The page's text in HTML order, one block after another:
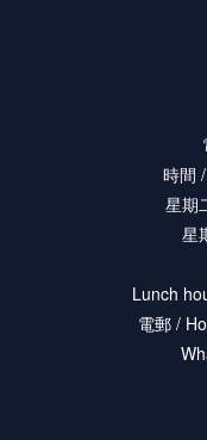
時間
星期
星
Lunch
電郵 /